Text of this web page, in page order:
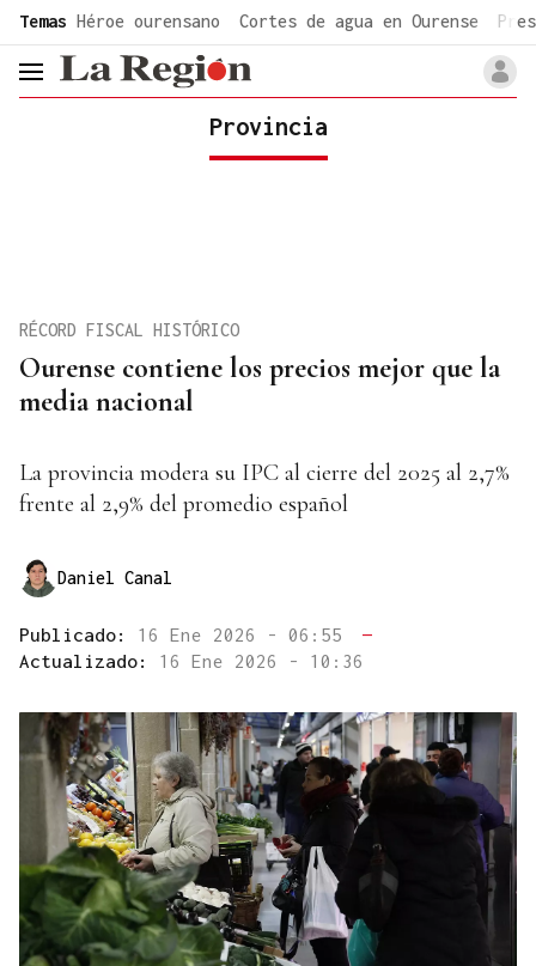
common.go-to-content
Temas Héroe ourensano Cortes de agua en Ourense
header.menu.open
Provincia
Ourense contiene los precios mejor que la
media nacional
RÉCORD FISCAL HISTÓRICO
La provincia modera su IPC al cierre del 2025 al 2,7%
frente al 2,9% del promedio español
Daniel Canal
Publicado: 16 Ene 2026 - 06:55
—
Actualizado: 16 Ene 2026 - 10:36